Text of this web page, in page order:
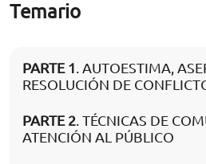
Temario
PARTE 1. AUTOESTIMA,
RESOLUCIÓN DE
PARTE 2. TÉCNICAS DE
ATENCIÓN AL PÚBLICO